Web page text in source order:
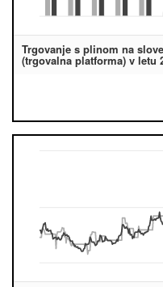
Trgovanje s plinom na
(trgovalna platforma) v letu